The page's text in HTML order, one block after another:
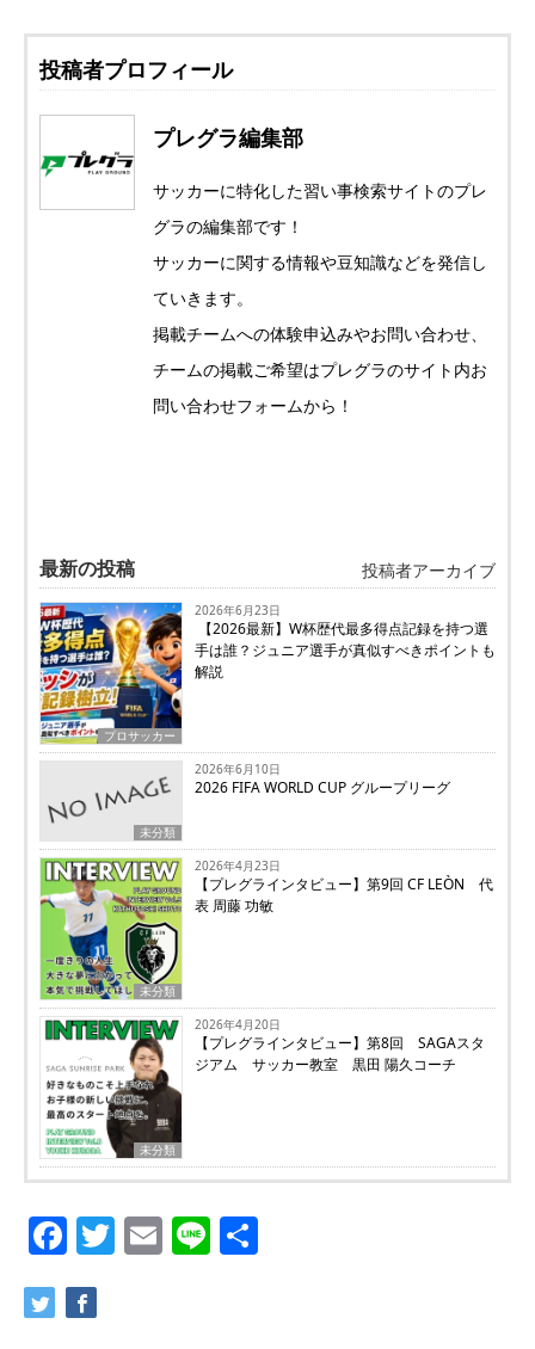
投稿者プロフィール
プレグラ編集部
サッカーに特化した習い事検索サイトのプレ
グラの編集部です！
サッカーに関する情報や豆知識などを発信し
ていきます。
掲載チームへの体験申込みやお問い合わせ、
チームの掲載ご希望はプレグラのサイト内お
問い合わせフォームから！
最新の投稿 投稿者アーカイブ
プロサッカー
2026年6月23日
【2026最新】W杯歴代最多得点記録を持つ選
手は誰？ジュニア選手が真似すべきポイントも
解説
未分類
2026年6月10日
2026 FIFA WORLD CUP グループリーグ
未分類
2026年4月23日
【プレグラインタビュー】第9回 CF LEÒN 代
表 周藤 功敏
未分類
2026年4月20日
【プレグラインタビュー】第8回 SAGAスタ
ジアム サッカー教室 黒田 陽久コーチ
Facebook
Twitter
Email
Line